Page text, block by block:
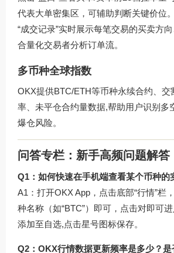
代表大单密集区，可辅助判断关键价位。
“成交记录”实时展示每笔交易的买卖方
合量化交易者分析订单流。
多币种全球指数
OKX提供BTC/ETH等币种永续合约、交
率、未平仓合约量数据,帮助用户识别多
爆仓风险。
问答专栏：新手高频问题解答
Q1：如何快速在手机端查看某个币种的
A1：打开OKX App，点击底部“行情”栏
种名称（如“BTC”）即可，点击对即可
添加至自选,点击星号图标保存。
Q2：OKX行情数据更新频率是多少？是